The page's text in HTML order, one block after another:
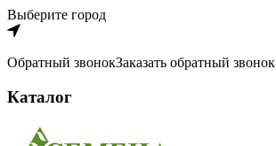
Выберите город
Обратный звонокЗаказать обратный звонок
Каталог